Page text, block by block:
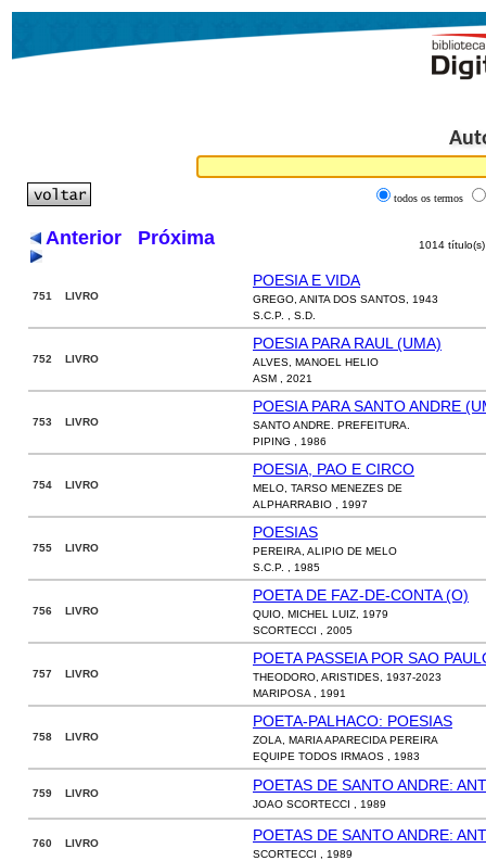
todos os termos
Anterior Próxima 1014
751 LIVRO
POESIA E VIDA
GREGO, ANITA DOS SANTOS, 1943
S.C.P. , S.D.
752 LIVRO
POESIA PARA RAUL (UMA)
ALVES, MANOEL HELIO
ASM , 2021
753 LIVRO
POESIA PARA SANTO ANDRE
SANTO ANDRE. PREFEITURA.
PIPING , 1986
754 LIVRO
POESIA, PAO E CIRCO
MELO, TARSO MENEZES DE
ALPHARRABIO , 1997
755 LIVRO
POESIAS
PEREIRA, ALIPIO DE MELO
S.C.P. , 1985
756 LIVRO
POETA DE FAZ-DE-CONTA (O)
QUIO, MICHEL LUIZ, 1979
SCORTECCI , 2005
757 LIVRO
POETA PASSEIA POR SAO
THEODORO, ARISTIDES, 1937-2023
MARIPOSA , 1991
758 LIVRO
POETA-PALHACO: POESIAS
ZOLA, MARIA APARECIDA PEREIRA
EQUIPE TODOS IRMAOS , 1983
759 LIVRO POETAS DE SANTO ANDRE:
JOAO SCORTECCI , 1989
760 LIVRO POETAS DE SANTO ANDRE:
SCORTECCI , 1989